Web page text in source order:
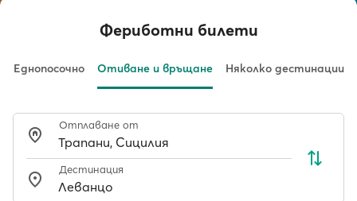
Фериботни билети
Еднопосочно Отиване и връщане Няколко дестинации
Отплаване от
Дестинация